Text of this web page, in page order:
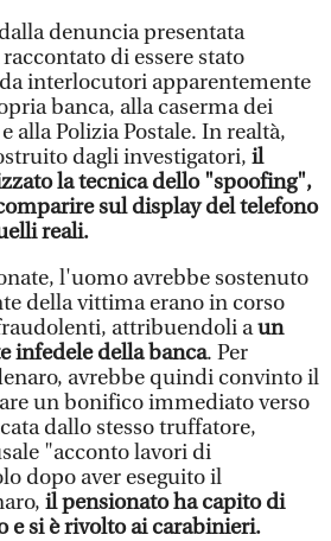
denuncia presentata
di essere stato
interlocutori apparentemente
banca, alla caserma dei
alla Polizia Postale. In realtà,
dagli investigatori, il
la tecnica dello "spoofing",
sul display del telefono
reali.
l'uomo avrebbe sostenuto
della vittima erano in corso
attribuendoli aun
infedele della banca. Per
avrebbe quindi convinto il
un bonifico immediato verso
dallo stesso truffatore,
"acconto lavori di
dopo aver eseguito il
il pensionato ha capito di
e si è rivolto ai carabinieri.